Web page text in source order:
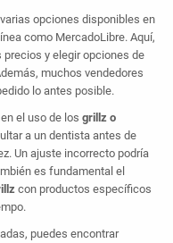
opciones disponibles en
como MercadoLibre. Aquí,
y elegir opciones de
muchos vendedores
lo antes posible.
el uso de los grillz o
a un dentista antes de
Un ajuste incorrecto podría
es fundamental el
con productos específicos
puedes encontrar